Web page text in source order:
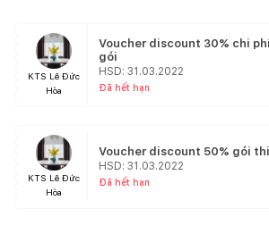
KTS Lê Đức
Hòa
Voucher discount 30% chi
gói
HSD: 31.03.2022
Đã hết hạn
KTS Lê Đức
Hòa
Voucher discount 50% gói
HSD: 31.03.2022
Đã hết hạn